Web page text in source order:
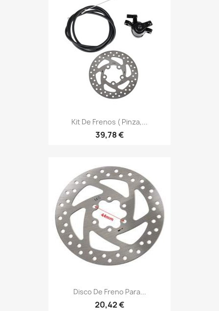
Kit De Frenos ( Pinza,...
39,78 €
Disco De Freno Para...
20,42 €